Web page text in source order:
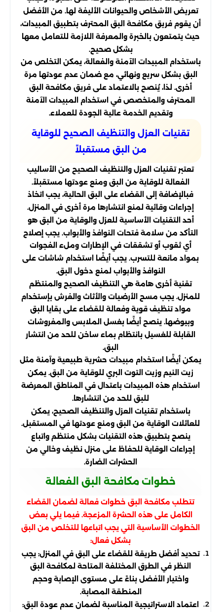
تعريض الأشخاص والحيوانات الأليفة لها. من الأفضل
أن يقوم فريق مكافحة البق المحترف بتطبيق المبيدات،
حيث يتمتعون بالخبرة والمعرفة اللازمة للتعامل معها
بشكل صحيح.
باستخدام المبيدات الآمنة والفعالة، يمكن التخلص من
البق بشكل سريع ونهائي، مع ضمان عدم عودتها مرة
أخرى. لذا، يُنصح بالاعتماد على فريق مكافحة البق
المحترف والمتخصص في استخدام المبيدات الآمنة
وتقديم الخدمة عالية الجودة للعملاء.
تقنيات العزل والتنظيف الصحيح للوقاية
من البق مستقبلاً
تعتبر تقنيات العزل والتنظيف الصحيح من الأساليب
الفعالة للوقاية من البق ومنع عودتها مستقبلاً.
فبالإضافة إلى القضاء على البق الحالية، يجب اتخاذ
إجراءات وقائية لمنع انتشارها مرة أخرى في المنزل.
أحد التقنيات الأساسية للعزل والوقاية من البق هو
التأكد من سلامة فتحات النوافذ والأبواب. يجب إصلاح
أي ثقوب أو تشققات في الإطارات وملء الفجوات
بمواد مانعة للتسرب. يجب أيضًا استخدام شاشات على
النوافذ والأبواب لمنع دخول البق.
تقنية أخرى هامة هي التنظيف الصحيح والمنتظم
للمنزل. يجب مسح الأرضيات والأثاث والفرش بإستخدام
مواد تنظيف قوية وفعالة للقضاء على بقايا البق
وبيوضها. ينصح أيضًا بغسل الملابس والمفروشات
القابلة للغسيل بانتظام بماء ساخن للحد من انتشار
البق.
يمكن أيضًا استخدام مبيدات حشرية طبيعية وآمنة مثل
زيت النيم وزيت التوت البري للوقاية من البق. يمكن
استخدام هذه المبيدات باعتدال في المناطق المعرضة
للبق للحد من انتشارها.
باستخدام تقنيات العزل والتنظيف الصحيح، يمكن
للعائلات الوقاية من البق ومنع عودتها في المستقبل.
ينصح بتطبيق هذه التقنيات بشكل منتظم واتباع
إجراءات الوقاية للحفاظ على منزل نظيف وخالي من
الحشرات الضارة.
خطوات مكافحة البق الفعالة
تتطلب مكافحة البق خطوات فعالة لضمان القضاء
الكامل على هذه الحشرة المزعجة. فيما يلي بعض
الخطوات الأساسية التي يجب اتباعها للتخلص من البق
بشكل فعال:
تحديد أفضل طريقة للقضاء على البق في المنزل: يجب
النظر في الطرق المختلفة المتاحة لمكافحة البق
واختيار الأفضل بناءً على مستوى الإصابة وحجم
المنطقة المصابة.
اعتماد الاستراتيجية المناسبة لضمان عدم عودة البق: